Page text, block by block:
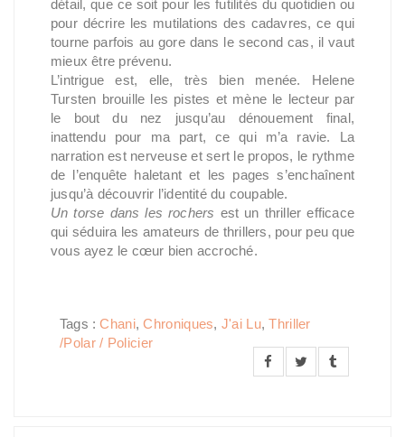
détail, que ce soit pour les futilités du quotidien ou
pour décrire les mutilations des cadavres, ce qui
tourne parfois au gore dans le second cas, il vaut
mieux être prévenu.
L’intrigue est, elle, très bien menée. Helene
Tursten brouille les pistes et mène le lecteur par
le bout du nez jusqu’au dénouement final,
inattendu pour ma part, ce qui m’a ravie. La
narration est nerveuse et sert le propos, le rythme
de l’enquête haletant et les pages s’enchaînent
jusqu’à découvrir l’identité du coupable.
Un torse dans les rochers est un thriller efficace
qui séduira les amateurs de thrillers, pour peu que
vous ayez le cœur bien accroché.
Tags :Chani,Chroniques, J'ai Lu,Thriller
/Polar / Policier